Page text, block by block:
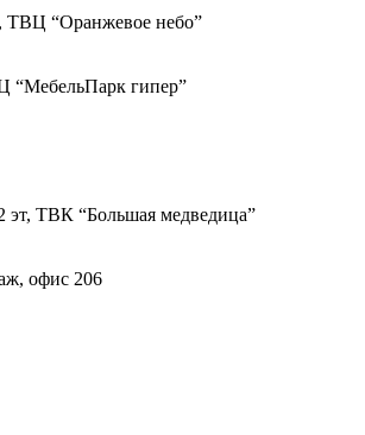
ТВЦ “Оранжевое небо​”
гипер”
эт, ТВК “Большая медведица”
офис 206